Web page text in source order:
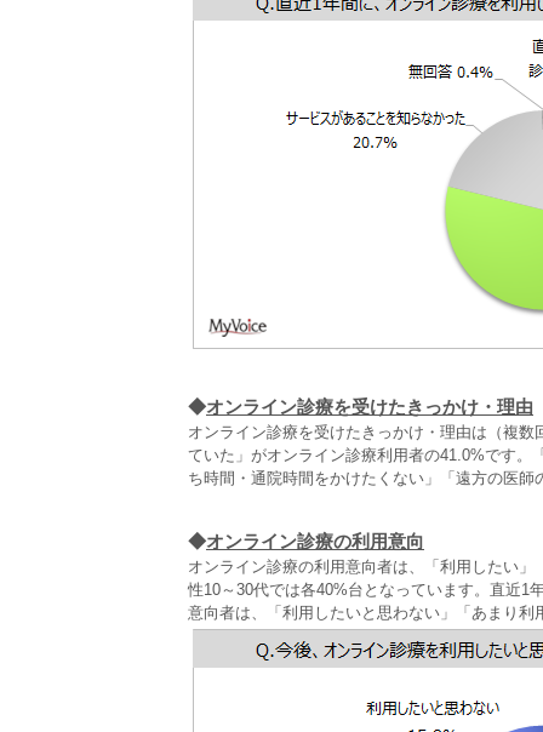
◆オンライン診療を受けたきっかけ・理由
オンライン診療を受けたきっかけ・理由は（複
ていた」がオンライン診療利用者の41.0%です
ち時間・通院時間をかけたくない」「遠方の医
◆オンライン診療の利用意向
オンライン診療の利用意向者は、「利用したい
性10～30代では各40%台となっています。直近1
意向者は、「利用したいと思わない」「あまり